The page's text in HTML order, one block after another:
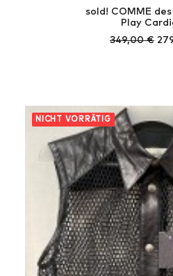
sold! COMME
Play
349,00€
NICHT VORRÄTIG